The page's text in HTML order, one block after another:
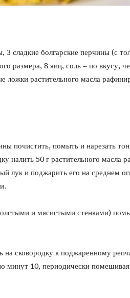
3 сладкие болгарские перчины (с
размера, 8 яиц, соль – по вкусу,
ложки растительного масла
почистить, помыть и нарезать
налить 50 г растительного масла
лук и поджарить его на среднем
и мясистыми стенками)
на сковородку к поджаренному
минут 10, периодически